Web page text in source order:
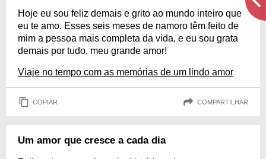
Hoje eu sou feliz demais e grito ao mundo inteiro que
eu te amo. Esses seis meses de namoro têm feito de
mim a pessoa mais completa da vida, e eu sou grata
demais por tudo, meu grande amor!
Viaje no tempo com as memórias de um lindo amor
COPIAR COMPARTILHAR
Um amor que cresce a cada dia